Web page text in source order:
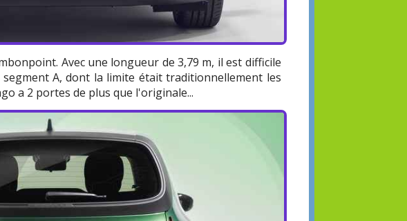
Avec une longueur de 3,79 m, il est difficile
A, dont la limite était traditionnellement les
a 2 portes de plus que l'originale...